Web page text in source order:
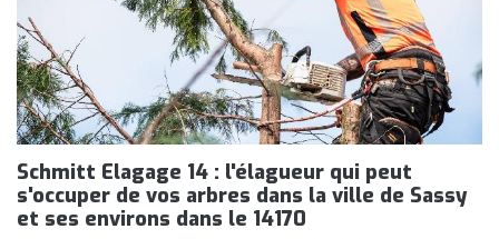
Schmitt Elagage 14 : l'élagueur qui peut
s'occuper de vos arbres dans la ville de Sassy
et ses environs dans le 14170